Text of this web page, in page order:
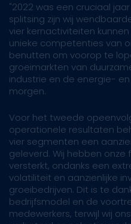
"2022 was een cruciaal
splitsing zijn wij
vier kernactiviteiten
unieke competenties van
benutten om voorop te
groeimarkten van
industrie en de energie-
morgen.
Voor het tweede
operationele resultaten
vier segmenten een
geleverd. Wij hebben onze
versterkt, ondanks een
volatiliteit en aanzienlijke
groeibedrijven. Dit is te
bedrijfsmodel en de
medewerkers, terwijl wij